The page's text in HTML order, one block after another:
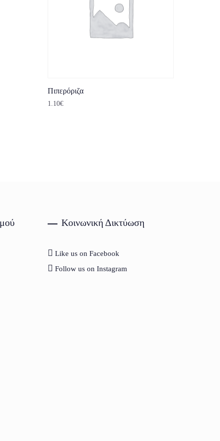
Πιπερόριζα
1.10€
Κοινωνική Δικτύωση
Like us on Facebook
Follow us on Instagram